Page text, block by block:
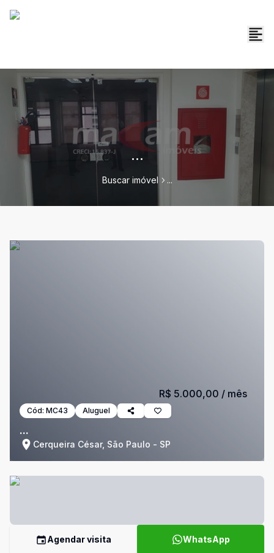
...
Buscar imóvel ...
Cód: MC43 Aluguel
...
Cerqueira César, São Paulo - SP
R$ 5.000,00 / mês
Agendar visita WhatsApp